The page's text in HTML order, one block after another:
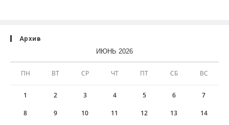
Архив
ИЮНЬ 2026
ПН ВТ СР ЧТ ПТ СБ ВС
1 2 3 4 5 6 7
8 9 10 11 12 13 14